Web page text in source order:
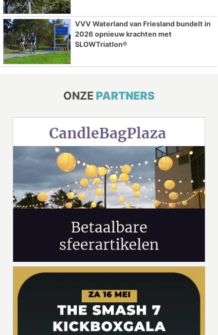
VVV Waterland van Friesland bundelt in
2026 opnieuw krachten met
SLOWTriatlon®
ONZE PARTNERS